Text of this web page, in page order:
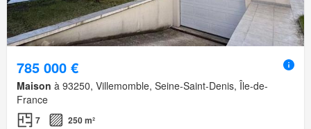
785 000 €
Maison à 93250, Villemomble, Seine-Saint-Denis, Île-de-
France
7 250 m²